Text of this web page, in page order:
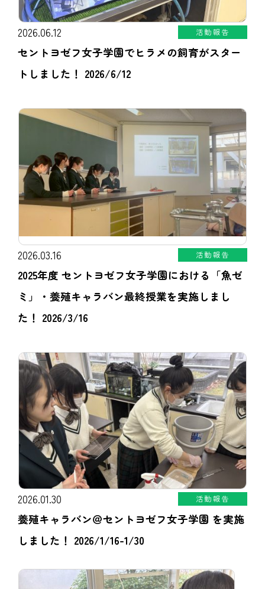
2026.06.12 活動報告
セントヨゼフ女子学園でヒラメの飼育がスター
トしました！ 2026/6/12
2026.03.16 活動報告
2025年度 セントヨゼフ女子学園における「魚ゼ
ミ」・養殖キャラバン最終授業を実施しまし
た！ 2026/3/16
2026.01.30 活動報告
養殖キャラバン＠セントヨゼフ女子学園 を実施
しました！ 2026/1/16-1/30